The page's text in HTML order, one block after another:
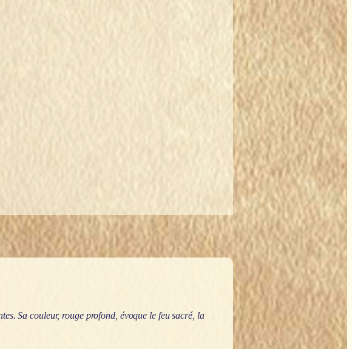
Sa couleur, rouge profond, évoque le feu sacré, la